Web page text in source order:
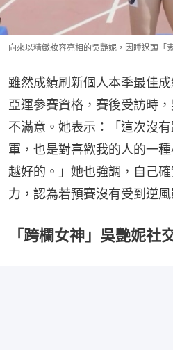
向來以精緻妝容亮相的吳艷妮，因睡過頭「
雖然成績刷新個人本季最佳
亞運參賽資格，賽後受訪時
不滿意。她表示：「這次沒
軍，也是對喜歡我的人的一
越好的。」她也強調，自己
力，認為若預賽沒有受到逆
「跨欄女神」吳艷妮